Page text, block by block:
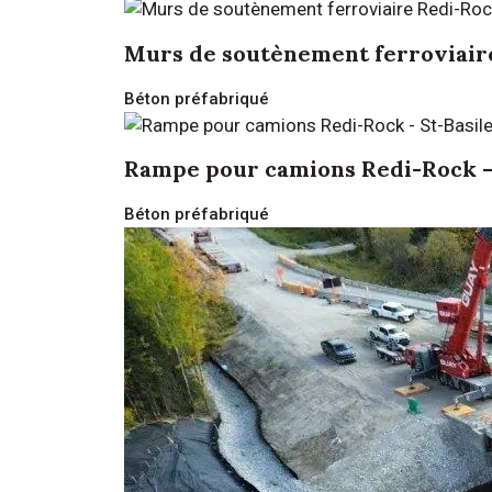
Murs de soutènement
Béton préfabriqué
Rampe pour camions Redi-Rock
Béton préfabriqué